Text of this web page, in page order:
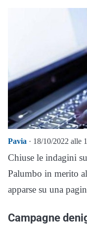
Pavia · 18/10/2022 alle
Chiuse le indagini
Palumbo in merito
apparse su una
Campagne